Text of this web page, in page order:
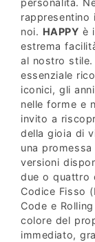
rappresentino
noi. HAPPY è
estrema
al nostro stile.
essenziale
iconici, gli
nelle forme e
invito a
della gioia di
una
versioni
due o quattro
Codice Fisso
Code e
colore del
immediato,